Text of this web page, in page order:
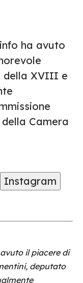
ha avuto
della XVIII e
Camera
Instagram
il piacere di
deputato